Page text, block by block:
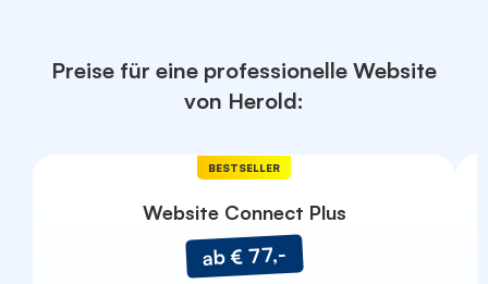
Preise für eine professionelle Website
von Herold:
BESTSELLER
Website Connect Plus
ab € 77,-